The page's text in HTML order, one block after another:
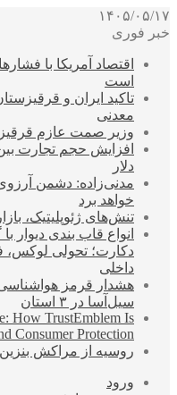
۱۴۰۵/۰۵/۱۷
خبر فوری
اقتصاد آمریکا با
است
تاکید ایران و
معدنی
وزیر صمت عازم
دلار
مدنی‌زاده: دشمن آرزوی
خواهد برد
تنش‌های ژئوپلیتیک،
انواع قاب بندی دیوار
دکارت؛ تحولی لوکس،
داخلی
سیل‌آسا در ۳ استان
How TrustEmblem Is
Consumer Protection
روسیه از مراکش
ورود